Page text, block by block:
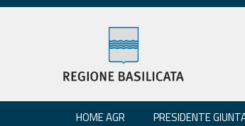
HOME AGR PRESIDENTE